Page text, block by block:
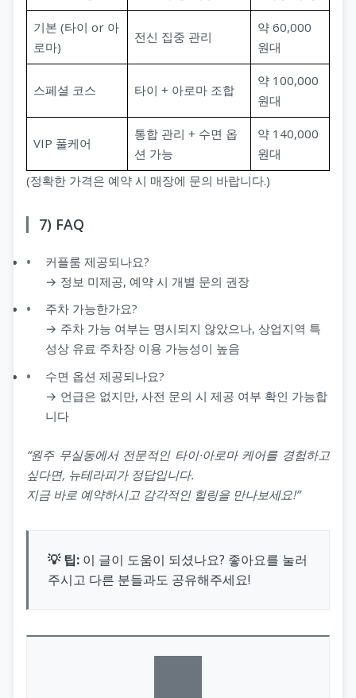
기본 (타이 or 아
로마)
전신 집중 관리
약 60,000
원대
스페셜 코스 타이 + 아로마 조합
약 100,000
원대
VIP 풀케어
통합 관리 + 수면 옵
션 가능
약 140,000
원대
(정확한 가격은 예약 시 매장에 문의 바랍니다.)
7) FAQ
커플룸 제공되나요?
→ 정보 미제공, 예약 시 개별 문의 권장
주차 가능한가요?
→ 주차 가능 여부는 명시되지 않았으나, 상업지역 특
성상 유료 주차장 이용 가능성이 높음
수면 옵션 제공되나요?
→ 언급은 없지만, 사전 문의 시 제공 여부 확인 가능합
니다
“원주 무실동에서 전문적인 타이·아로마 케어를 경험하고
싶다면, 뉴테라피가 정답입니다.
지금 바로 예약하시고 감각적인 힐링을 만나보세요!”
💡 팁: 이 글이 도움이 되셨나요? 좋아요를 눌러
주시고 다른 분들과도 공유해주세요!